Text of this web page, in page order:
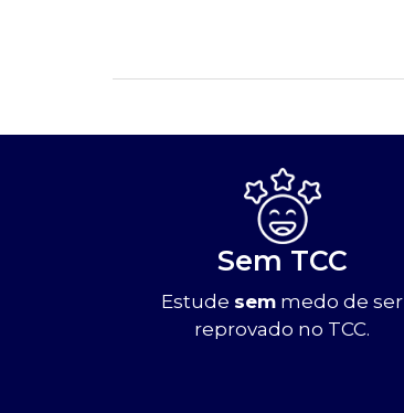
Sem TCC
Estude sem medo de ser
reprovado no TCC.